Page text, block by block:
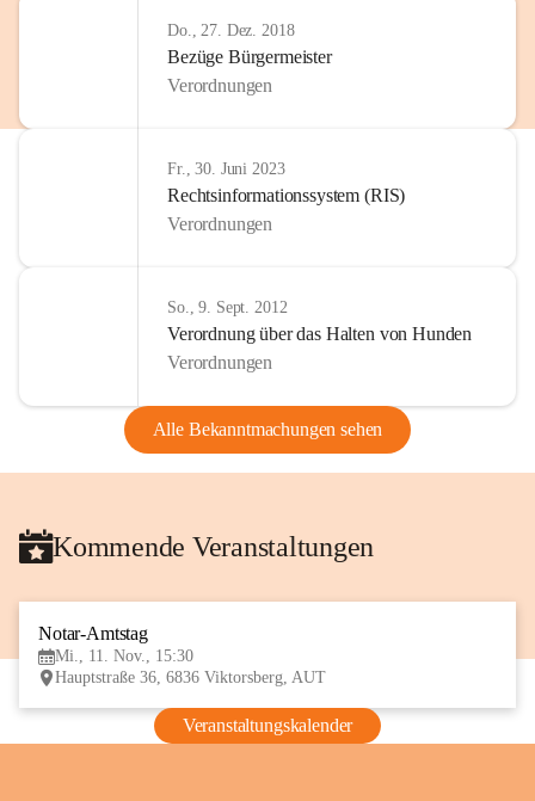
Do., 27. Dez. 2018
Bezüge Bürgermeister
Verordnungen
Fr., 30. Juni 2023
Rechtsinformationssystem (RIS)
Verordnungen
So., 9. Sept. 2012
Verordnung über das Halten von Hunden
Verordnungen
Alle Bekanntmachungen sehen
Kommende Veranstaltungen
Notar-Amtstag
Mi., 11. Nov., 15:30
Hauptstraße 36, 6836 Viktorsberg, AUT
Veranstaltungskalender